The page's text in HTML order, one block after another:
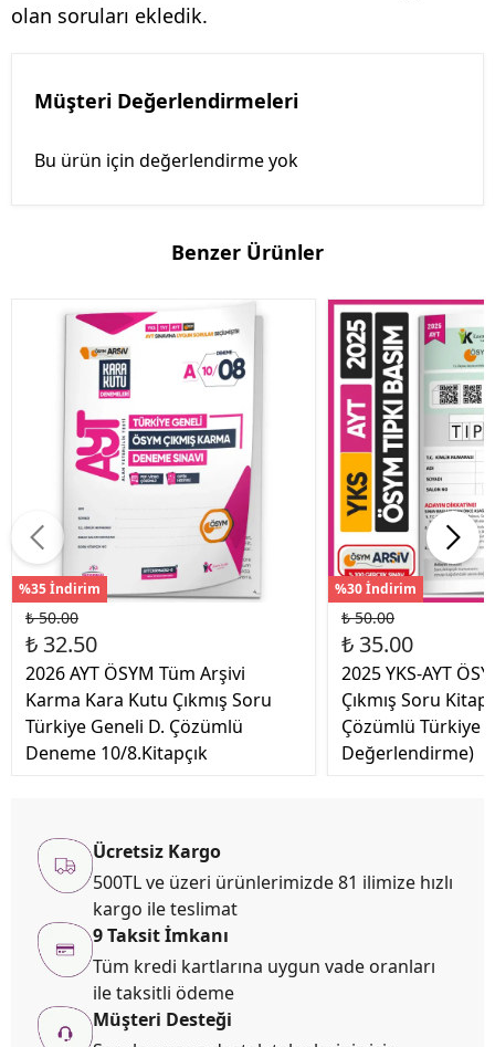
olan soruları ekledik.
Müşteri Değerlendirmeleri
Bu ürün için değerlendirme yok
Benzer Ürünler
%35 İndirim
₺ 50.00
₺ 32.50
2026 AYT ÖSYM Tüm Arşivi
Karma Kara Kutu Çıkmış Soru
Türkiye Geneli D. Çözümlü
Deneme 10/8.Kitapçık
%30 İndirim
₺ 50.00
₺ 35.00
2025 YKS-AYT
Çıkmış Soru
Çözümlü Türkiye
Değerlendirme)
Ücretsiz Kargo
500TL ve üzeri ürünlerimizde 81 ilimize hızlı
kargo ile teslimat
9 Taksit İmkanı
Tüm kredi kartlarına uygun vade oranları
ile taksitli ödeme
Müşteri Desteği